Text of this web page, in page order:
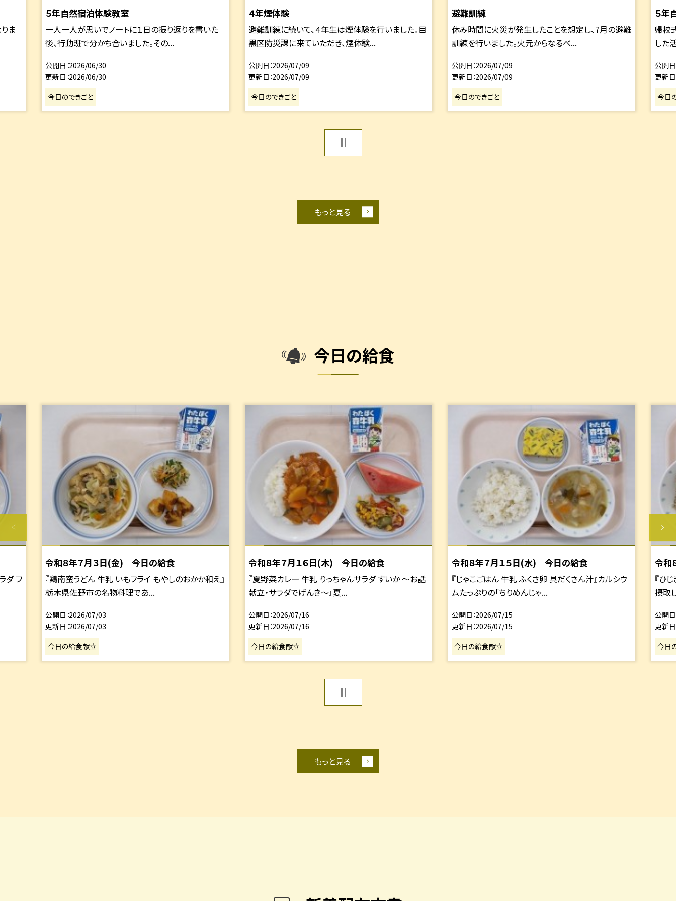
ま
５年自然宿泊体験教室
一人一人が思いでノートに１日の振り返りを書いた
後、行動班で分かち合いました。その...
公開日 2026/06/30
更新日 2026/06/30
今日のできごと
４年煙体験
避難訓練に続いて、４年生は煙体験を行いました。目
黒区防災課に来ていただき、煙体験...
公開日 2026/07/09
更新日 2026/07/09
今日のできごと
避難訓練
休み時間に火災が発生したことを想定し、7月の避難
訓練を行いました。火元からなるべ...
公開日 2026/07/09
更新日 2026/07/09
今日のできごと
５年
帰校
した
公開日
更新日
今日
もっと見る
今日の給食
ダ フ
令和８年７月３日(金) 今日の給食
『鶏南蛮うどん 牛乳 いもフライ もやしのおかか和え』
栃木県佐野市の名物料理であ...
公開日 2026/07/03
更新日 2026/07/03
今日の給食献立
令和８年７月１６日(木) 今日の給食
『夏野菜カレー 牛乳 りっちゃんサラダ すいか ～お話
献立・サラダでげんき～』夏...
公開日 2026/07/16
更新日 2026/07/16
今日の給食献立
令和８年７月１５日(水) 今日の給食
『じゃこごはん 牛乳 ふくさ卵 具だくさん汁』カルシウ
ムたっぷりの「ちりめんじゃ...
公開日 2026/07/15
更新日 2026/07/15
今日の給食献立
令和
『ひ
摂取
公開日
更新日
今日
もっと見る